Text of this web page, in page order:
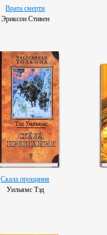
Врата смерти
Эриксон Стивен
Скала прощания
Уильямс Тэд